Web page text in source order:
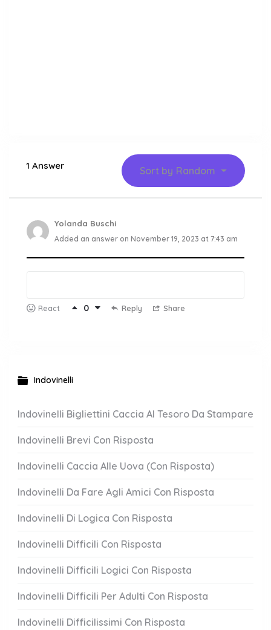
1 Answer Sort by Random
Yolanda Buschi
Added an answer on November 19, 2023 at 7:43 am
React 0 Reply Share
Indovinelli
Indovinelli Bigliettini Caccia Al Tesoro Da Stampare
Indovinelli Brevi Con Risposta
Indovinelli Caccia Alle Uova (Con Risposta)
Indovinelli Da Fare Agli Amici Con Risposta
Indovinelli Di Logica Con Risposta
Indovinelli Difficili Con Risposta
Indovinelli Difficili Logici Con Risposta
Indovinelli Difficili Per Adulti Con Risposta
Indovinelli Difficilissimi Con Risposta